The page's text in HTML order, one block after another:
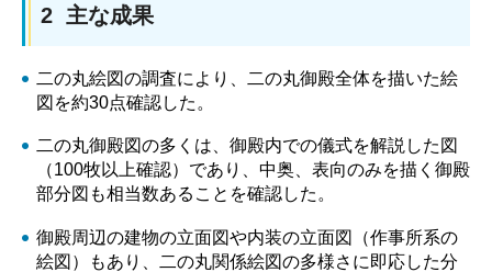
2 主な成果
二の丸絵図の調査により、二の丸御殿全体を描いた絵
図を約30点確認した。
二の丸御殿図の多くは、御殿内での儀式を解説した図
（100牧以上確認）であり、中奥、表向のみを描く御殿
部分図も相当数あることを確認した。
御殿周辺の建物の立面図や内装の立面図（作事所系の
絵図）もあり、二の丸関係絵図の多様さに即応した分